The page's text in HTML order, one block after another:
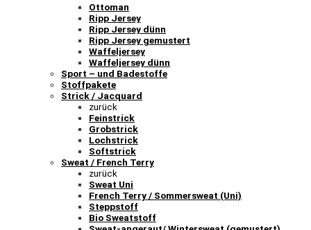
Ottoman
Ripp Jersey
Ripp Jersey dünn
Ripp Jersey gemustert
Waffeljersey
Waffeljersey dünn
Sport – und Badestoffe
Stoffpakete
Strick / Jacquard
zurück
Feinstrick
Grobstrick
Lochstrick
Softstrick
Sweat / French Terry
zurück
Sweat Uni
French Terry / Sommersweat (Uni)
Steppstoff
Bio Sweatstoff